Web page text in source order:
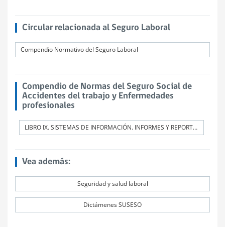
Circular relacionada al Seguro Laboral
Compendio Normativo del Seguro Laboral
Compendio de Normas del Seguro Social de
Accidentes del trabajo y Enfermedades
profesionales
LIBRO IX. SISTEMAS DE INFORMACIÓN. INFORMES Y REPORTES
Vea además:
Seguridad y salud laboral
Dictámenes SUSESO